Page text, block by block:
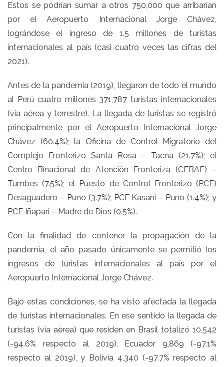
Estos se podrían sumar a otros 750,000 que arribarían
por el Aeropuerto Internacional Jorge Chávez,
lográndose el ingreso de 1.5 millones de turistas
internacionales al país (casi cuatro veces las cifras del
2021).
Antes de la pandemia (2019), llegaron de todo el mundo
al Perú cuatro millones 371,787 turistas internacionales
(vía aérea y terrestre). La llegada de turistas se registró
principalmente por el Aeropuerto Internacional Jorge
Chávez (60.4%); la Oficina de Control Migratorio del
Complejo Fronterizo Santa Rosa – Tacna (21.7%); el
Centro Binacional de Atención Fronteriza (CEBAF) –
Tumbes (7.5%); el Puesto de Control Fronterizo (PCF)
Desaguadero – Puno (3.7%); PCF Kasani – Puno (1.4%); y
PCF Iñapari – Madre de Dios (0.5%).
Con la finalidad de contener la propagación de la
pandemia, el año pasado únicamente se permitió los
ingresos de turistas internacionales al país por el
Aeropuerto Internacional Jorge Chávez.
Bajo estas condiciones, se ha visto afectada la llegada
de turistas internacionales. En ese sentido la llegada de
turistas (vía aérea) que residen en Brasil totalizó 10,542
(-94.6% respecto al 2019), Ecuador 9,869 (-97.1%
respecto al 2019), y Bolivia 4,340 (-97.7% respecto al